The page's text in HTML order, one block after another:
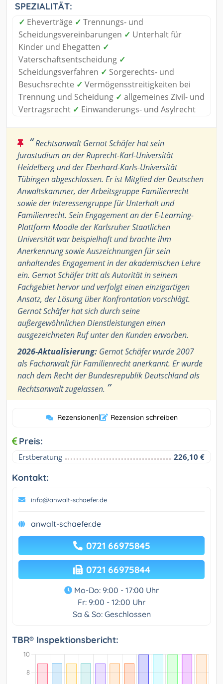
SPEZIALITÄT:
✓ Eheverträge ✓ Trennungs- und
Scheidungsvereinbarungen ✓ Unterhalt für
Kinder und Ehegatten ✓
Vaterschaftsentscheidung ✓
Scheidungsverfahren ✓ Sorgerechts- und
Besuchsrechte ✓ Vermögensstreitigkeiten bei
Trennung und Scheidung ✓ allgemeines Zivil- und
Vertragsrecht ✓ Einwanderungs- und Asylrecht
“Rechtsanwalt Gernot Schäfer hat sein
Jurastudium an der Ruprecht-Karl-Universität
Heidelberg und der Eberhard-Karls-Universität
Tübingen abgeschlossen. Er ist Mitglied der Deutschen
Anwaltskammer, der Arbeitsgruppe Familienrecht
sowie der Interessengruppe für Unterhalt und
Familienrecht. Sein Engagement an der E-Learning-
Plattform Moodle der Karlsruher Staatlichen
Universität war beispielhaft und brachte ihm
Anerkennung sowie Auszeichnungen für sein
anhaltendes Engagement in der akademischen Lehre
ein. Gernot Schäfer tritt als Autorität in seinem
Fachgebiet hervor und verfolgt einen einzigartigen
Ansatz, der Lösung über Konfrontation vorschlägt.
Gernot Schäfer hat sich durch seine
außergewöhnlichen Dienstleistungen einen
ausgezeichneten Ruf unter den Kunden erworben.
2026-Aktualisierung: Gernot Schäfer wurde 2007
als Fachanwalt für Familienrecht anerkannt. Er wurde
nach dem Recht der Bundesrepublik Deutschland als
Rechtsanwalt zugelassen. ”
Rezensionen| Rezension schreiben
Preis:
Erstberatung 226,10 €
Kontakt:
info@anwalt-schaefer.de
anwalt-schaefer.de
0721 66975845
0721 66975844
Mo-Do: 9:00 - 17:00 Uhr
Fr: 9:00 - 12:00 Uhr
Sa & So: Geschlossen
TBR® Inspektionsbericht: